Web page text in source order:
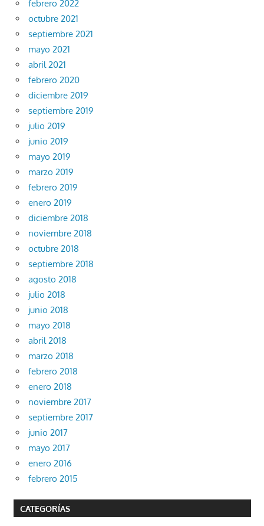
febrero 2022
octubre 2021
septiembre 2021
mayo 2021
abril 2021
febrero 2020
diciembre 2019
septiembre 2019
julio 2019
junio 2019
mayo 2019
marzo 2019
febrero 2019
enero 2019
diciembre 2018
noviembre 2018
octubre 2018
septiembre 2018
agosto 2018
julio 2018
junio 2018
mayo 2018
abril 2018
marzo 2018
febrero 2018
enero 2018
noviembre 2017
septiembre 2017
junio 2017
mayo 2017
enero 2016
febrero 2015
CATEGORÍAS